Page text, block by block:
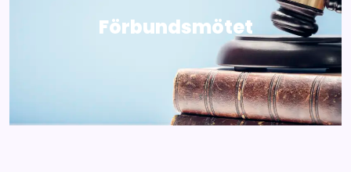
Förbundsmötet